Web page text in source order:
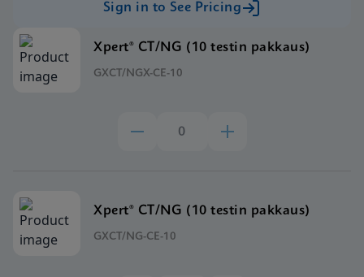
Sign in to See Pricing
Xpert® CT/NG (10 testin pakkaus)
GXCT/NGX-CE-10
Xpert® CT/NG (10 testin pakkaus)
GXCT/NG-CE-10